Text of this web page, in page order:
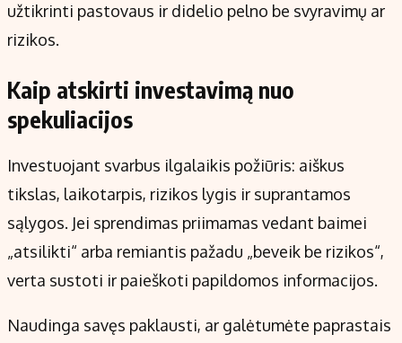
užtikrinti pastovaus ir didelio pelno be svyravimų ar
rizikos.
Kaip atskirti investavimą nuo
spekuliacijos
Investuojant svarbus ilgalaikis požiūris: aiškus
tikslas, laikotarpis, rizikos lygis ir suprantamos
sąlygos. Jei sprendimas priimamas vedant baimei
„atsilikti“ arba remiantis pažadu „beveik be rizikos“,
verta sustoti ir paieškoti papildomos informacijos.
Naudinga savęs paklausti, ar galėtumėte paprastais